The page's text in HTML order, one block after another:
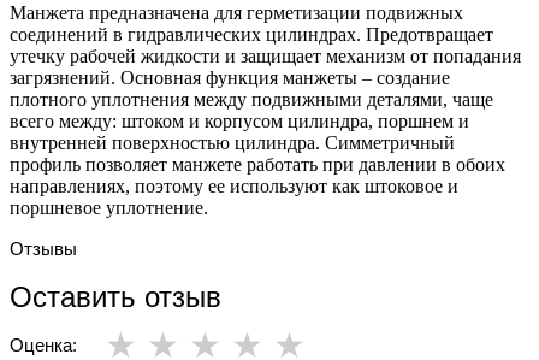
Манжета предназначена для герметизации подвижных
соединений в гидравлических цилиндрах. Предотвращает
утечку рабочей жидкости и защищает механизм от попадания
загрязнений. Основная функция манжеты – создание
плотного уплотнения между подвижными деталями, чаще
всего между: штоком и корпусом цилиндра, поршнем и
внутренней поверхностью цилиндра. Симметричный
профиль позволяет манжете работать при давлении в обоих
направлениях, поэтому ее используют как штоковое и
поршневое уплотнение.
Отзывы
Оставить отзыв
Оценка: